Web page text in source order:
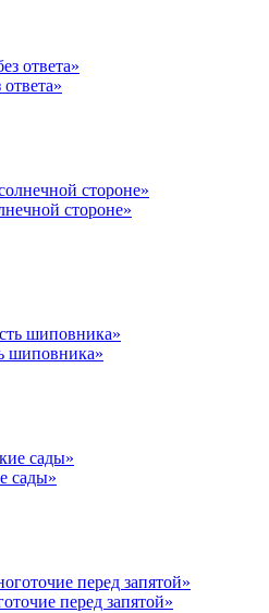
стороне»
шиповника»
сады»
перед запятой»